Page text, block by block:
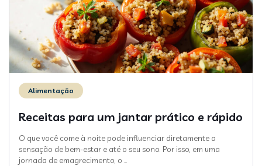
Alimentação
Receitas para um jantar prático e rápido
O que você come à noite pode influenciar diretamente a
sensação de bem-estar e até o seu sono. Por isso, em uma
jornada de emagrecimento, o …